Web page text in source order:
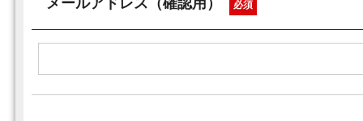
必須